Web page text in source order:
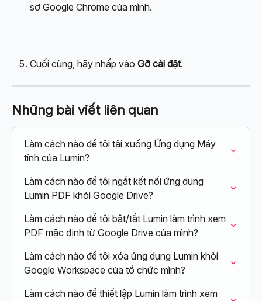
sơ Google Chrome của mình.
Cuối cùng, hãy nhấp vào Gỡ cài đặt.
Những bài viết liên quan
Làm cách nào để tôi tải xuống Ứng dụng Máy
tính của Lumin?
Làm cách nào để tôi ngắt kết nối ứng dụng
Lumin PDF khỏi Google Drive?
Làm cách nào để tôi bật/tắt Lumin làm trình xem
PDF mặc định từ Google Drive của mình?
Làm cách nào để tôi xóa ứng dụng Lumin khỏi
Google Workspace của tổ chức mình?
Làm cách nào để thiết lập Lumin làm trình xem